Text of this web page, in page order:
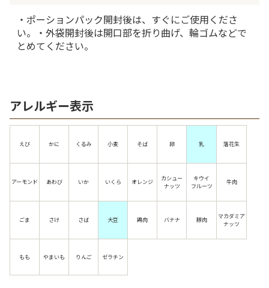
・ポーションパック開封後は、すぐにご使用くださ
い。・外袋開封後は開口部を折り曲げ、輪ゴムなどで
とめてください。
アレルギー表示
えび かに くるみ 小麦 そば 卵 乳 落花生
アーモンド あわび いか いくら オレンジ
カシュー
ナッツ
キウイ
フルーツ
牛肉
ごま さけ さば 大豆 鶏肉 バナナ 豚肉
マカダミア
ナッツ
もも やまいも りんご ゼラチン